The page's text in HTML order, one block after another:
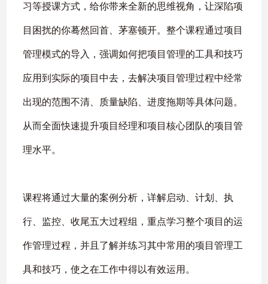
习等授课方式，给你带来全新的思维视角，让深陷项
目困扰的你蓦然回首、茅塞顿开。整个课程通过项目
管理模式的导入，强调如何把项目管理的工具和技巧
应用到实际的项目中去，去解决项目管理过程中经常
出现的范围不清、质量缺陷、进度拖期等具体问题。
从而全面快速提升项目经理和项目核心团队的项目管
理水平。
课程将通过大量的案例分析，详解启动、计划、执
行、监控、收尾五大过程组，重点学习整个项目的运
作管理过程，并且了解并练习其中常用的项目管理工
具和技巧，使之在工作中得以有效运用。